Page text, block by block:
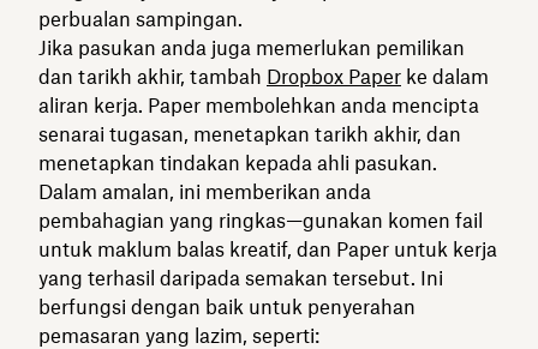
perbualan sampingan.
Jika pasukan anda juga memerlukan pemilikan
dan tarikh akhir, tambah Dropbox Paper ke dalam
aliran kerja. Paper membolehkan anda mencipta
senarai tugasan, menetapkan tarikh akhir, dan
menetapkan tindakan kepada ahli pasukan.
Dalam amalan, ini memberikan anda
pembahagian yang ringkas—gunakan komen fail
untuk maklum balas kreatif, dan Paper untuk kerja
yang terhasil daripada semakan tersebut. Ini
berfungsi dengan baik untuk penyerahan
pemasaran yang lazim, seperti: